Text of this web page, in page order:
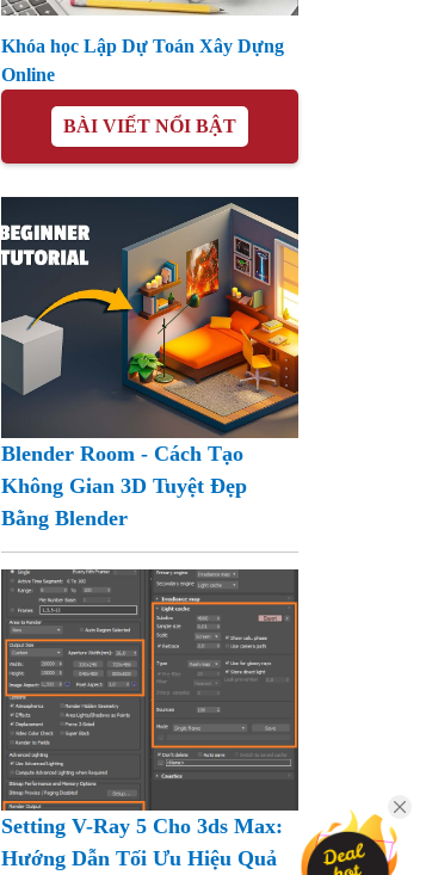
Khóa học Lập Dự Toán Xây Dựng
Online
BÀI VIẾT NỔI BẬT
Blender Room - Cách Tạo
Không Gian 3D Tuyệt Đẹp
Bằng Blender
Setting V-Ray 5 Cho 3ds Max:
Hướng Dẫn Tối Ưu Hiệu Quả